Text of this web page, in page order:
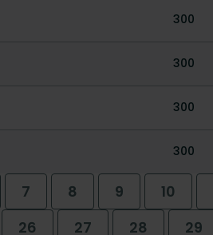
300
300
300
300
7 8 9 10
26 27 28 29